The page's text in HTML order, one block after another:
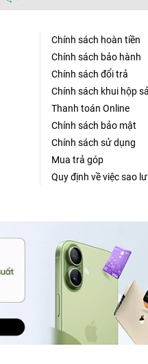
Chính sách hoàn tiền
Chính sách bảo hành
Chính sách đổi trả
Chính sách khui hộp
Thanh toán Online
Chính sách bảo mật
Chính sách sử dụng
Mua trả góp
Quy định về việc sao